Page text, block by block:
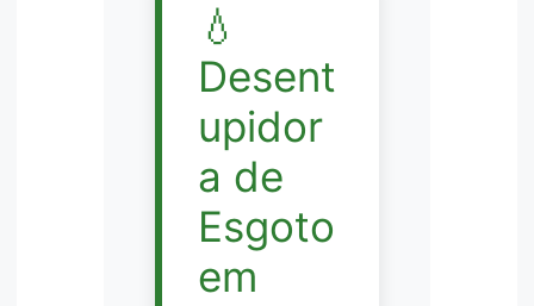
💧
Desent
upidor
a de
Esgoto
em